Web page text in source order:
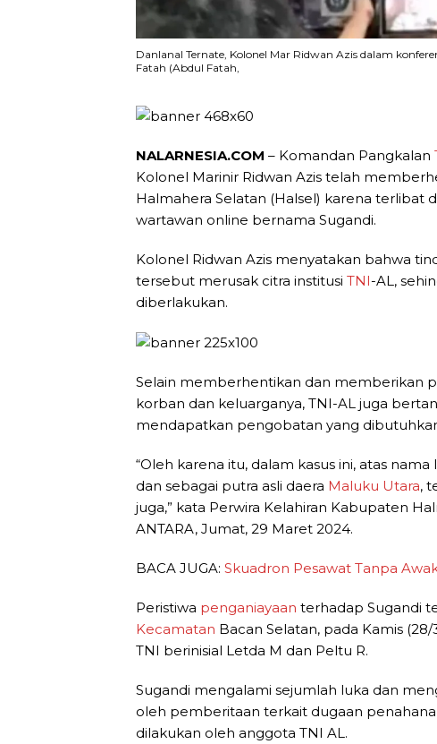
Danlanal Ternate, Kolonel Mar Ridwan Azis dalam
Fatah (Abdul Fatah,
NALARNESIA.COM – Komandan Pangkalan
Kolonel Marinir Ridwan Azis telah
Halmahera Selatan (Halsel) karena terlibat
wartawan online bernama Sugandi.
Kolonel Ridwan Azis menyatakan bahwa
tersebut merusak citra institusi TNI-AL,
diberlakukan.
Selain memberhentikan dan memberikan
korban dan keluarganya, TNI-AL juga
mendapatkan pengobatan yang
“Oleh karena itu, dalam kasus ini, atas
dan sebagai putra asli daera Maluku Utara,
juga,” kata Perwira Kelahiran Kabupaten
ANTARA, Jumat, 29 Maret 2024.
BACA JUGA: Skuadron Pesawat Tanpa
Peristiwa penganiayaan terhadap Sugandi
Kecamatan Bacan Selatan, pada Kamis
TNI berinisial Letda M dan Peltu R.
Sugandi mengalami sejumlah luka dan
oleh pemberitaan terkait dugaan
dilakukan oleh anggota TNI AL.